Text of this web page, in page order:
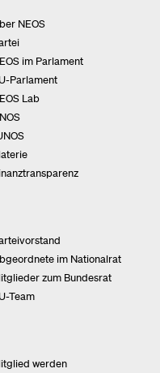
NEOS
im Parlament
Parlament
Lab
im Nationalrat
zum Bundesrat
Team
werden